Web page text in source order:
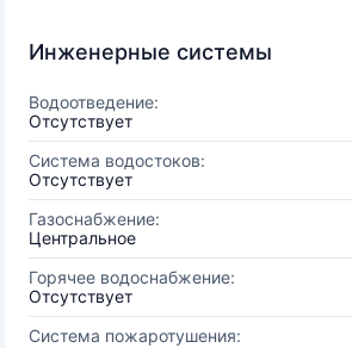
Инженерные системы
Водоотведение:
Отсутствует
Система водостоков:
Отсутствует
Газоснабжение:
Центральное
Горячее водоснабжение:
Отсутствует
Система пожаротушения: